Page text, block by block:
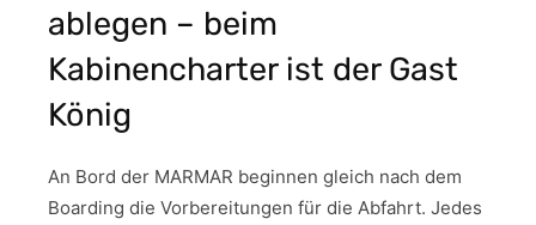
ablegen – beim
Kabinencharter ist der Gast
König
An Bord der MARMAR beginnen gleich nach dem
Boarding die Vorbereitungen für die Abfahrt. Jedes